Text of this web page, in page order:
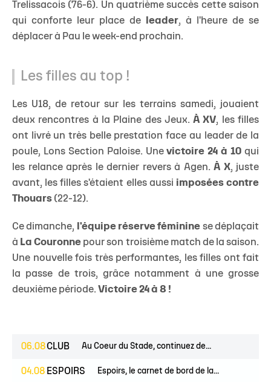
Trelissacois (76-6). Un quatrième succès cette saison
qui conforte leur place de
leader, à l'heure de se
déplacer à Pau le week-end prochain.
Les filles au top !
Les U18, de retour sur les terrains samedi, jouaient
deux rencontres à la Plaine des Jeux.À XV, les filles
ont livré un très belle prestation face au leader de la
poule, Lons Section Paloise. Unevictoire 24 à 10 qui
les relance après le dernier revers à Agen. À X, juste
avant, les filles s'étaient elles aussi imposées contre
Thouars (22-12).
Ce dimanche, l'équipe réserve féminine se déplaçait
à La Couronne pour son troisième match de la saison.
Une nouvelle fois très performantes, les filles ont fait
la passe de trois, grâce notamment à une grosse
deuxième période. Victoire 24 à 8 !
06.08CLUB Au Coeur du Stade, continuez de...
04.08 ESPOIRS Espoirs, le carnet de bord de la...